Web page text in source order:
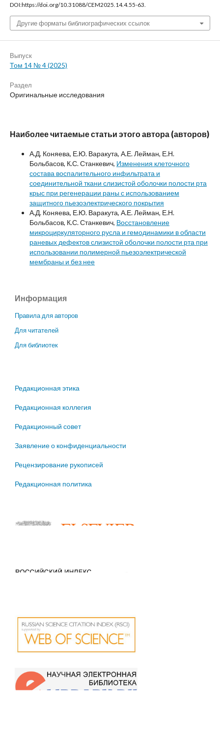
DOI:https://doi.org/10.31088/CEM2025.14.4.55-63.
Другие форматы библиографических ссылок
Выпуск
Том 14 № 4 (2025)
Раздел
Оригинальные исследования
Наиболее читаемые статьи этого автора (авторов)
А.Д. Коняева, Е.Ю. Варакута, А.Е. Лейман, Е.Н.
Больбасов, К.С. Станкевич, Изменения клеточного
состава воспалительного инфильтрата и
соединительной ткани слизистой оболочки полости рта
крыс при регенерации раны с использованием
защитного пьезоэлектрического покрытия
А.Д. Коняева, Е.Ю. Варакута, А.Е. Лейман, Е.Н.
Больбасов, К.С. Станкевич, Восстановление
микроциркуляторного русла и гемодинамики в области
раневых дефектов слизистой оболочки полости рта при
использовании полимерной пьезоэлектрической
мембраны и без нее
Информация
Правила для авторов
Для читателей
Для библиотек
Редакционная этика
Редакционная коллегия
Редакционный совет
Заявление о конфиденциальности
Рецензирование рукописей
Редакционная политика